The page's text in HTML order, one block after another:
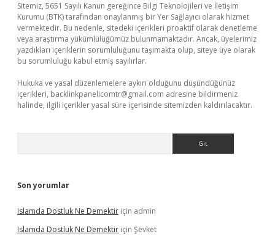
Sitemiz, 5651 Sayılı Kanun gereğince Bilgi Teknolojileri ve İletişim
Kurumu (BTK) tarafından onaylanmış bir Yer Sağlayıcı olarak hizmet
vermektedir. Bu nedenle, sitedeki içerikleri proaktif olarak denetleme
veya araştırma yükümlülüğümüz bulunmamaktadır. Ancak, üyelerimiz
yazdıkları içeriklerin sorumluluğunu taşımakta olup, siteye üye olarak
bu sorumluluğu kabul etmiş sayılırlar.
Hukuka ve yasal düzenlemelere aykırı olduğunu düşündüğünüz
içerikleri, backlinkpanelicomtr@gmail.com adresine bildirmeniz
halinde, ilgili içerikler yasal süre içerisinde sitemizden kaldırılacaktır.
Son yorumlar
Islamda Dostluk Ne Demektir için admin
Islamda Dostluk Ne Demektir için Şevket